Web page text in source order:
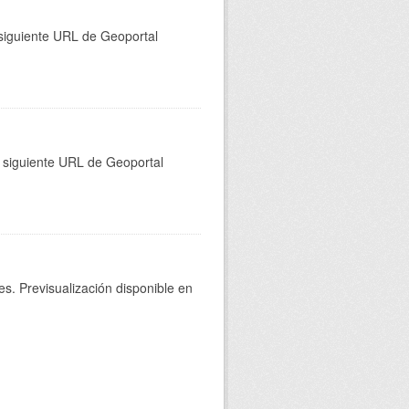
URL de Geoportal
URL de Geoportal
Previsualización disponible en